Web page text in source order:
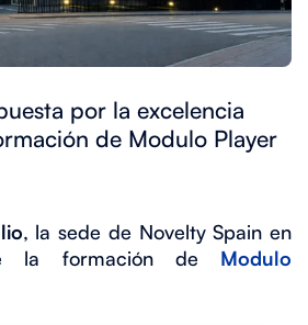
por la excelencia
de Modulo Player
, la sede de Novelty Spain en
la formación de Modulo